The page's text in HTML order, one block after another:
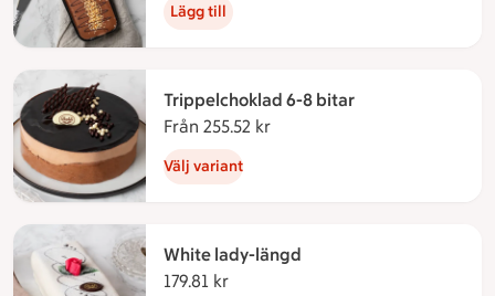
Lägg till
Trippelchoklad 6-8 bitar
Från 255.52 kr
Välj variant
White lady-längd
179.81 kr